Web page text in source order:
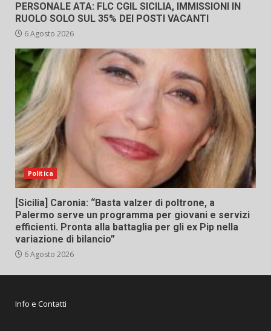
PERSONALE ATA: FLC CGIL SICILIA, IMMISSIONI IN
RUOLO SOLO SUL 35% DEI POSTI VACANTI
6 Agosto 2026
Politica
[Sicilia] Caronia: “Basta valzer di poltrone, a
Palermo serve un programma per giovani e servizi
efficienti. Pronta alla battaglia per gli ex Pip nella
variazione di bilancio”
6 Agosto 2026
Info e Contatti